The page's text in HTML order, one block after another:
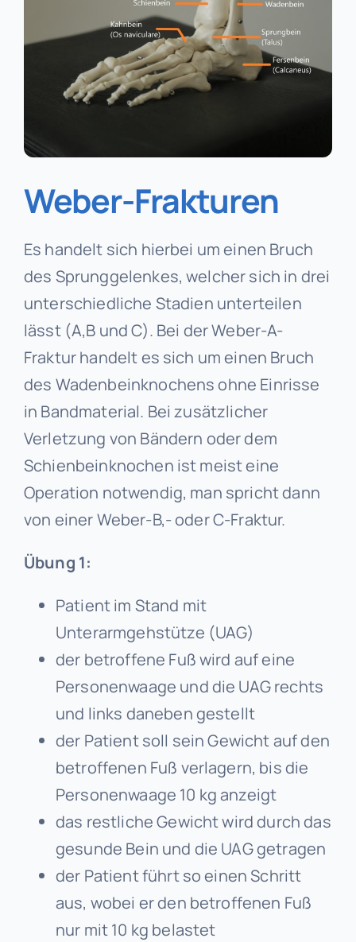
Weber-Frakturen
Es handelt sich hierbei um einen Bruch
des Sprunggelenkes, welcher sich in drei
unterschiedliche Stadien unterteilen
lässt (A,B und C). Bei der Weber-A-
Fraktur handelt es sich um einen Bruch
des Wadenbeinknochens ohne Einrisse
in Bandmaterial. Bei zusätzlicher
Verletzung von Bändern oder dem
Schienbeinknochen ist meist eine
Operation notwendig, man spricht dann
von einer Weber-B,- oder C-Fraktur.
Übung 1:
Patient im Stand mit
Unterarmgehstütze (UAG)
der betroffene Fuß wird auf eine
Personenwaage und die UAG rechts
und links daneben gestellt
der Patient soll sein Gewicht auf den
betroffenen Fuß verlagern, bis die
Personenwaage 10 kg anzeigt
das restliche Gewicht wird durch das
gesunde Bein und die UAG getragen
der Patient führt so einen Schritt
aus, wobei er den betroffenen Fuß
nur mit 10 kg belastet